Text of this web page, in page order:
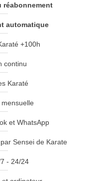
réabonnement
automatique
+100h
continu
Karaté
et WhatsApp
Sensei de Karate
- 24/24